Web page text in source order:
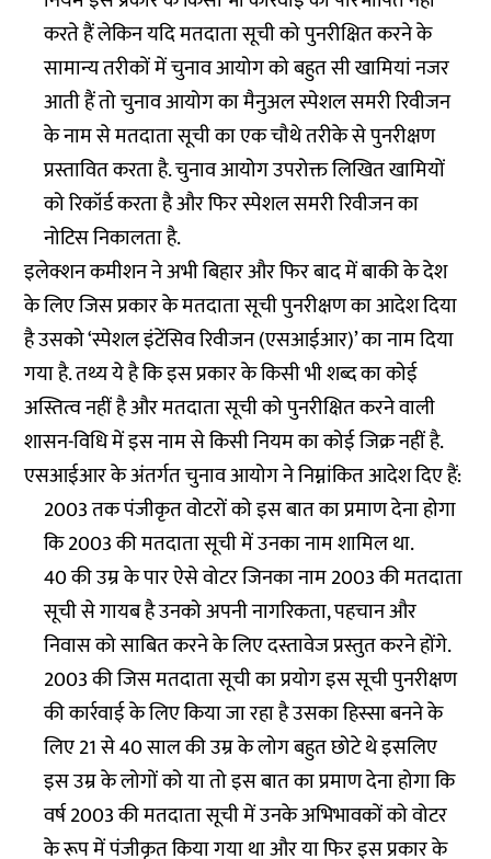
करते हैं लेकिन यदि मतदाता सूची को पुनरीक्षित करने के
सामान्य तरीकों में चुनाव आयोग को बहुत सी खामियां नजर
आती हैं तो चुनाव आयोग का मैनुअल स्पेशल समरी रिवीजन
के नाम से मतदाता सूची का एक चौथे तरीके से पुनरीक्षण
प्रस्तावित करता है. चुनाव आयोग उपरोक्त लिखित खामियों
को रिकॉर्ड करता है और फिर स्पेशल समरी रिवीजन का
नोटिस निकालता है.
इलेक्शन कमीशन ने अभी बिहार और फिर बाद में बाकी के देश
के लिए जिस प्रकार के मतदाता सूची पुनरीक्षण का आदेश दिया
है उसको ‘स्पेशल इंटेंसिव रिवीजन (एसआईआर)’ का नाम दिया
गया है. तथ्य ये है कि इस प्रकार के किसी भी शब्द का कोई
अस्तित्व नहीं है और मतदाता सूची को पुनरीक्षित करने वाली
शासन-विधि में इस नाम से किसी नियम का कोई जिक्र नहीं है.
एसआईआर के अंतर्गत चुनाव आयोग ने निम्नांकित आदेश दिए हैं:
2003 तक पंजीकृत वोटरों को इस बात का प्रमाण देना होगा
कि 2003 की मतदाता सूची में उनका नाम शामिल था.
40 की उम्र के पार ऐसे वोटर जिनका नाम 2003 की मतदाता
सूची से गायब है उनको अपनी नागरिकता, पहचान और
निवास को साबित करने के लिए दस्तावेज प्रस्तुत करने होंगे.
2003 की जिस मतदाता सूची का प्रयोग इस सूची पुनरीक्षण
की कार्रवाई के लिए किया जा रहा है उसका हिस्सा बनने के
लिए 21 से 40 साल की उम्र के लोग बहुत छोटे थे इसलिए
इस उम्र के लोगों को या तो इस बात का प्रमाण देना होगा कि
वर्ष 2003 की मतदाता सूची में उनके अभिभावकों को वोटर
के रूप में पंजीकृत किया गया था और या फिर इस प्रकार के